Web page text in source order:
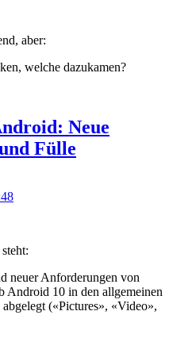
aber:
welche dazukamen?
Neue
Fülle
neuer Anforderungen von
Android 10 in den allgemeinen
(«Pictures», «Video»,